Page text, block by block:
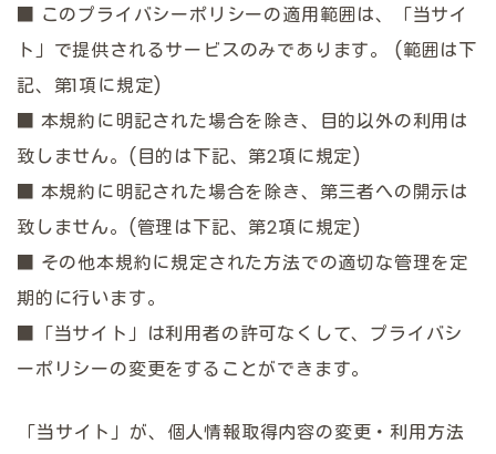
■ このプライバシーポリシーの適用範囲は、「当サイ
ト」で提供されるサービスのみであります。 (範囲は下
記、第1項に規定)
■ 本規約に明記された場合を除き、目的以外の利用は
致しません。(目的は下記、第2項に規定)
■ 本規約に明記された場合を除き、第三者への開示は
致しません。(管理は下記、第2項に規定)
■ その他本規約に規定された方法での適切な管理を定
期的に行います。
■「当サイト」は利用者の許可なくして、プライバシ
ーポリシーの変更をすることができます。
「当サイト」が、個人情報取得内容の変更・利用方法